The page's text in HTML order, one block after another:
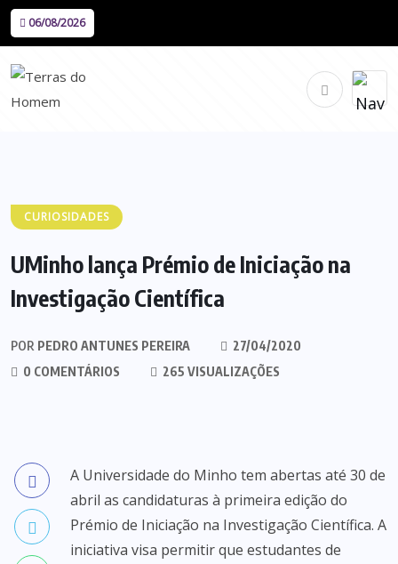
06/08/2026
CURIOSIDADES
UMinho lança Prémio de Iniciação na
Investigação Científica
POR PEDRO ANTUNES PEREIRA
27/04/2020
0 COMENTÁRIOS
265 VISUALIZAÇÕES
A Universidade do Minho tem abertas até 30 de
abril as candidaturas à primeira edição do
Prémio de Iniciação na Investigação Científica. A
iniciativa visa permitir que estudantes de